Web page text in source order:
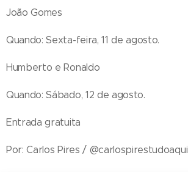
João Gomes
Quando: Sexta-feira, 11 de agosto.
Humberto e Ronaldo
Quando: Sábado, 12 de agosto.
Entrada gratuita
Por: Carlos Pires / @carlospirestudoaqui